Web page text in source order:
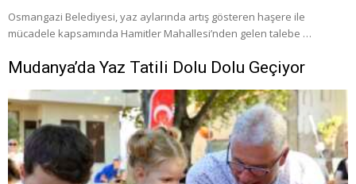
Osmangazi Belediyesi, yaz aylarında artış gösteren haşere ile
mücadele kapsamında Hamitler Mahallesi’nden gelen talebe …
Mudanya’da Yaz Tatili Dolu Dolu Geçiyor